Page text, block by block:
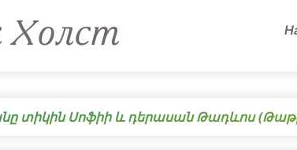
տիկին Սոֆիի և դերասան Թադևոս